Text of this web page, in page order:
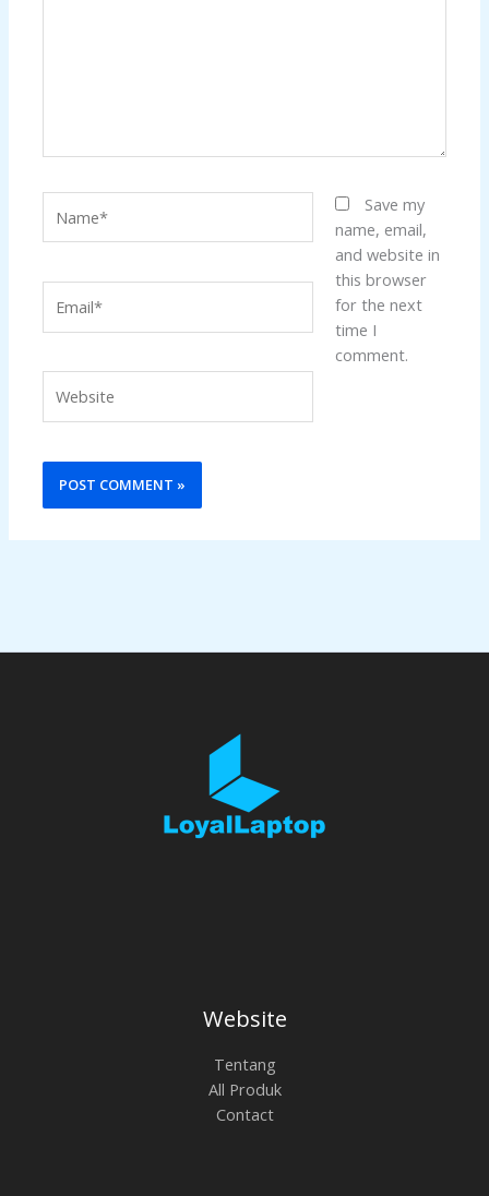
Save my
name, email,
and website in
this browser
for the next
time I
comment.
Website
Tentang
All Produk
Contact